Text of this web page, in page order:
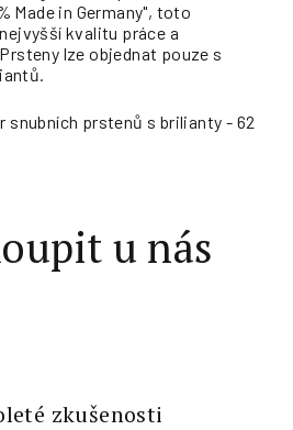
Made in Germany", toto
kvalitu práce a
lze objednat pouze s
snubních prstenů s brilianty - 62
u nás
zkušenosti